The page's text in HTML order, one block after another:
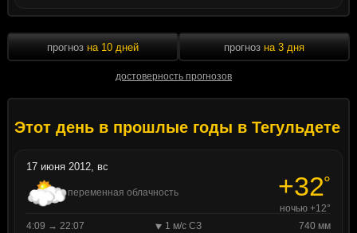
прогноз на 10 дней
достоверность прогнозов
прогноз на 3 дня
Этот день в прошлые годы в Тегульдете
17 июня 2012, вс
переменная облачность +32°
ночью +12°
4:09 → 22:07
1 м/с СЗ
740 мм